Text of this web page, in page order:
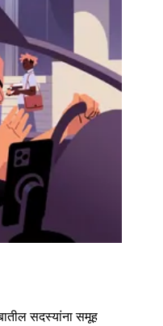
सदस्यांना समूह